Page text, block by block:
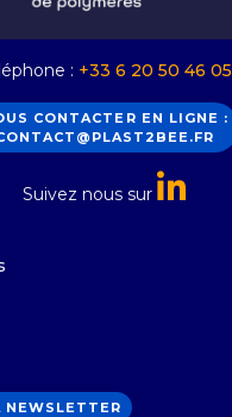
: +33 6 20 50 46 05
CONTACTER EN LIGNE :
Suivez nous sur
NEWSLETTER